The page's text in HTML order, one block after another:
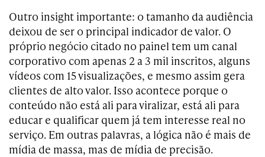
Outro insight importante: o tamanho da audiência
deixou de ser o principal indicador de valor. O
próprio negócio citado no painel tem um canal
corporativo com apenas 2 a 3 mil inscritos, alguns
vídeos com 15 visualizações, e mesmo assim gera
clientes de alto valor. Isso acontece porque o
conteúdo não está ali para viralizar, está ali para
educar e qualificar quem já tem interesse real no
serviço. Em outras palavras, a lógica não é mais de
mídia de massa, mas de mídia de precisão.